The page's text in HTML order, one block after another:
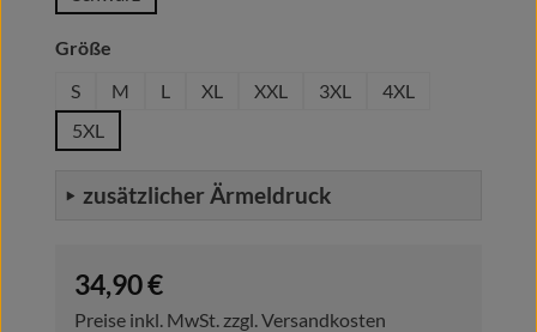
Größe
S
M L XL XXL 3XL
4XL
5XL
zusätzlicher Ärmeldruck
Regulärer Preis:
34,90 €
Preise inkl. MwSt. zzgl. Versandkosten